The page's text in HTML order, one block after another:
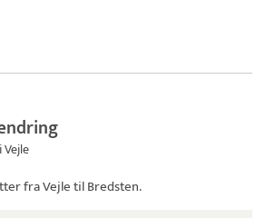
fra Vejle til Bredsten.